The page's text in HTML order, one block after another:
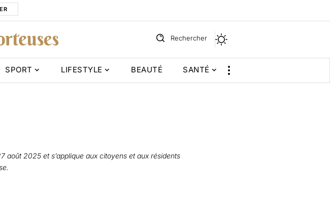
Rechercher
SPORT LIFESTYLE BEAUTÉ SANTÉ
août 2025 et s’applique aux citoyens et aux résidents